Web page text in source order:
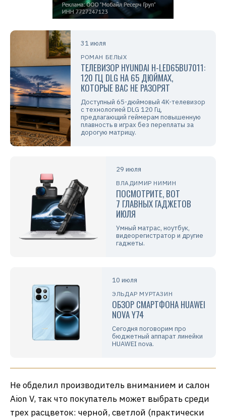
31 июля
РОМАН БЕЛЫХ
ТЕЛЕВИЗОР HYUNDAI H-LED65BU7011:
120 ГЦ DLG НА 65 ДЮЙМАХ,
КОТОРЫЕ ВАС НЕ РАЗОРЯТ
Доступный 65-дюймовый 4K-телевизор
с технологией DLG 120 Гц,
предлагающий геймерам повышенную
плавность в играх без переплаты за
дорогую матрицу.
29 июля
ВЛАДИМИР НИМИН
ПОСМОТРИТЕ, ВОТ
7 ГЛАВНЫХ ГАДЖЕТОВ
ИЮЛЯ
Умный матрас, ноутбук,
видеорегистратор и другие
гаджеты.
10 июля
ЭЛЬДАР МУРТАЗИН
ОБЗОР СМАРТФОНА HUAWEI
NOVA Y74
Сегодня поговорим про
бюджетный аппарат линейки
HUAWEI nova.
Не обделил производитель вниманием и салон
Aion V, так что покупатель может выбрать среди
трех расцветок: черной, светлой (практически